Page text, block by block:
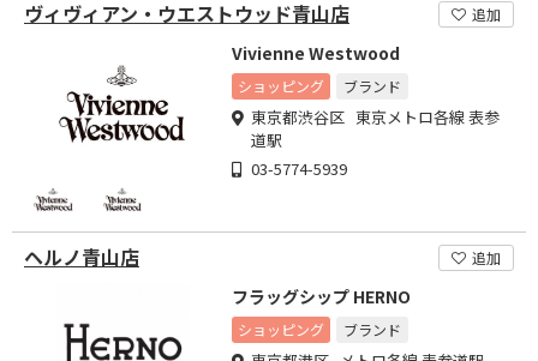
ヴィヴィアン・ウエストウッド青山店 追加
Vivienne Westwood
ショッピング ブランド
東京都渋谷区 東京メトロ各線 表参
道駅
03-5774-5939
ヘルノ青山店 追加
フラッグシップ HERNO
ショッピング ブランド